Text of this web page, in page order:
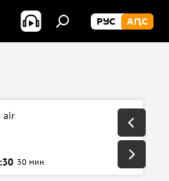
РУС АԤС
air
30 мин